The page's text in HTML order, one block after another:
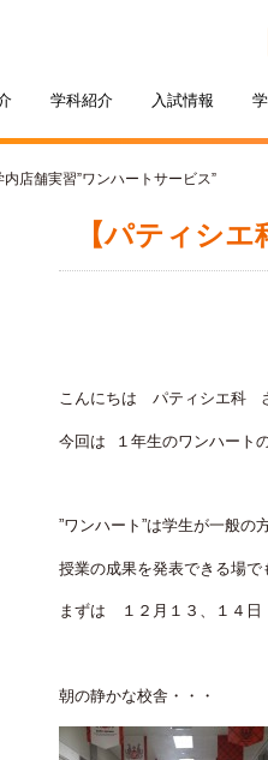
が教える札幌ベルの魅力
学科紹介 入試情報
型選抜（AO入試）
サポート
サポート
ケジュール
人・フリーター・大学生の方へ
ラインオープンキャンパス
店舗実習”ワンハートサービス”
【パティシ
こんにちは パティシエ科
今回は １年生のワンハート
”ワンハート”は学生が一般の
授業の成果を発表できる場で
まずは １２月１３、１４
朝の静かな校舎・・・